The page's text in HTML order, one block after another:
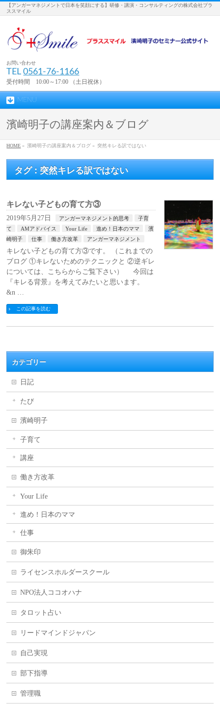
【アンガーマネジメントで日本を笑顔にする】研修・講演・コンサルティングの株式会社プラ
ススマイル
お問い合わせ
TEL0561-76-1166
受付時間 10:00～17:00 （土日祝休）
MENU
濱崎明子の講座案内＆ブログ
HOME » 濱崎明子の講座案内＆ブログ » 突然キレる訳ではない
タグ : 突然キレる訳ではない
キレない子どもの育て方③
2019年5月27日 アンガーマネジメント的思考
子育
て
AMアドバイス Your Life 進め！日本のママ
濱
崎明子
仕事 働き方改革 アンガーマネジメント
キレない子どもの育て方③です。 （これまでの
ブログ ①キレないためのテクニックと ②逆ギレ
については、こちらからご覧下さい） 今回は
『キレる背景』を考えてみたいと思います。
&n …
この記事を読む
カテゴリー
日記
たび
濱崎明子
子育て
講座
働き方改革
Your Life
進め！日本のママ
仕事
御朱印
ライセンスホルダースクール
NPO法人ココオハナ
タロット占い
リードマインドジャパン
自己実現
部下指導
管理職